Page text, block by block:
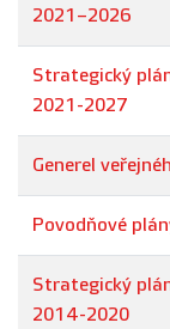
2021–2026
Strategický
2021-2027
Generel
Povodňové
Strategický
2014-2020